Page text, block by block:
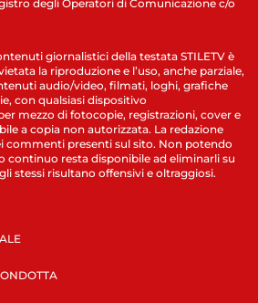
degli Operatori di Comunicazione c/o
giornalistici della testata STILETV è
la riproduzione e l’uso, anche parziale,
audio/video, filmati, loghi, grafiche
con qualsiasi dispositivo
mezzo di fotocopie, registrazioni, cover e
a copia non autorizzata. La redazione
commenti presenti sul sito. Non potendo
continuo resta disponibile ad eliminarli su
stessi risultano offensivi e oltraggiosi.